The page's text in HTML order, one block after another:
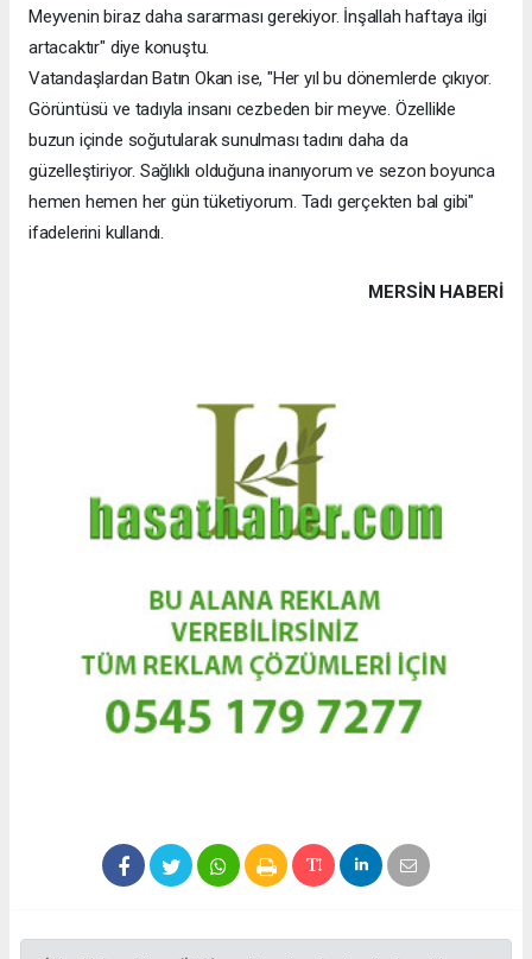
Meyvenin biraz daha sararması gerekiyor. İnşallah haftaya ilgi
artacaktır" diye konuştu.
Vatandaşlardan Batın Okan ise, "Her yıl bu dönemlerde çıkıyor.
Görüntüsü ve tadıyla insanı cezbeden bir meyve. Özellikle
buzun içinde soğutularak sunulması tadını daha da
güzelleştiriyor. Sağlıklı olduğuna inanıyorum ve sezon boyunca
hemen hemen her gün tüketiyorum. Tadı gerçekten bal gibi"
ifadelerini kullandı.
MERSIN HABERİ